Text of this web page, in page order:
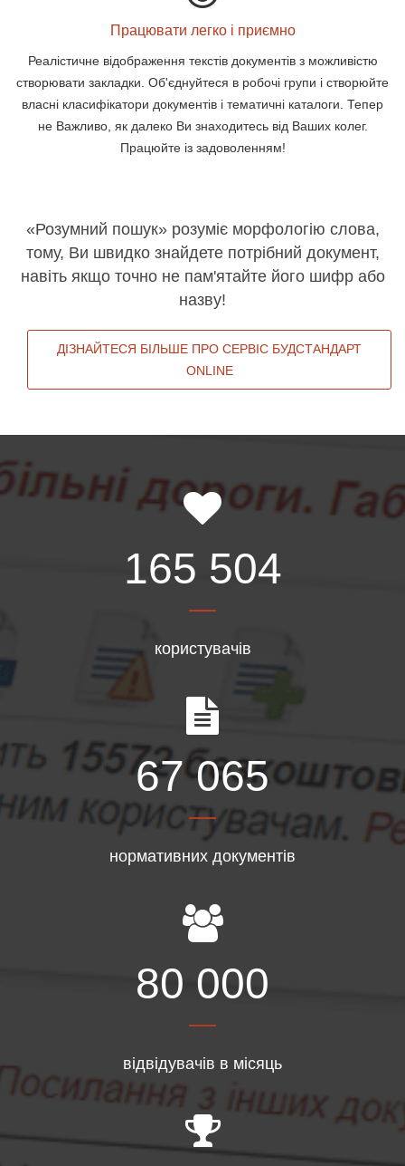
Працювати легко і приємно
Реалістичне відображення текстів документів з можливістю
створювати закладки. Об'єднуйтеся в робочі групи і створюйте
власні класифікатори документів і тематичні каталоги. Тепер
не Важливо, як далеко Ви знаходитесь від Ваших колег.
Працюйте із задоволенням!
«Розумний пошук» розуміє морфологію слова,
тому, Ви швидко знайдете потрібний документ,
навіть якщо точно не пам'ятайте його шифр або
назву!
ДІЗНАЙТЕСЯ БІЛЬШЕ ПРО СЕРВІС БУДСТАНДАРТ
ONLINE
165 504
користувачів
67 065
нормативних документів
80 000
відвідувачів в місяць